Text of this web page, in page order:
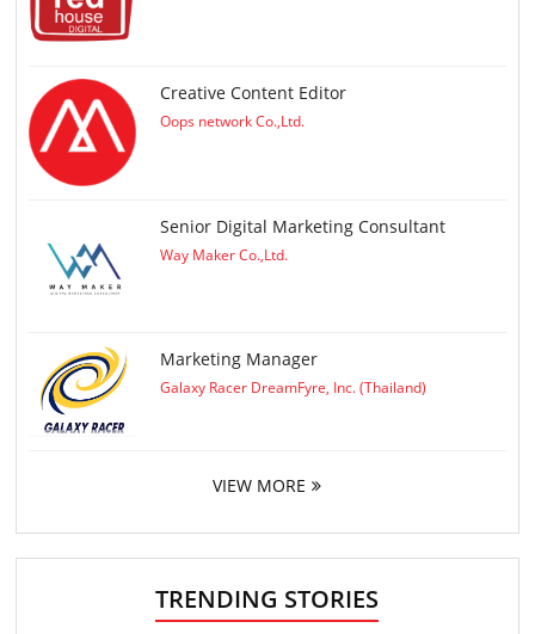
Creative Content Editor
Oops network Co.,Ltd.
Senior Digital Marketing Consultant
Way Maker Co.,Ltd.
Marketing Manager
Galaxy Racer DreamFyre, Inc. (Thailand)
VIEW MORE
TRENDING STORIES